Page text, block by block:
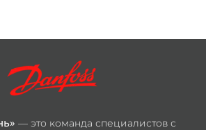
— это команда специалистов с